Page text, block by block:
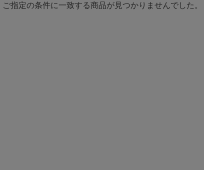
ご指定の条件に一致する商品が見つかりませんでした。